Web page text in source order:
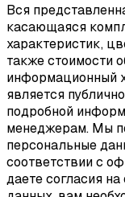
Вся
касающаяся
характеристик,
также стоимости
информационный
является
подробной
менеджерам. Мы
персональные
соответствии с
даете согласия